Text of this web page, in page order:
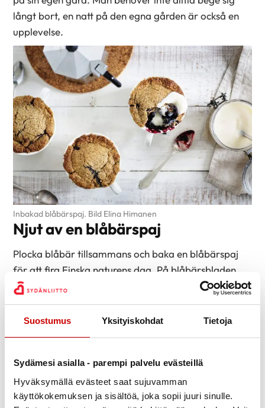
Suostumus Yksityiskohdat Tietoja
Sydämesi asialla - parempi palvelu evästeillä
Hyväksymällä evästeet saat sujuvamman
käyttökokemuksen ja sisältöä, joka sopii juuri sinulle.
långt bort, en natt på den egna gården är också en
upplevelse.
Inbakad blåbärspaj. Bild Elina Himanen
Njut av en blåbärspaj
Plocka blåbär tillsammans och baka en blåbärspaj
för att fira Finska naturens dag. På blåbärsbladen
kan man koka te, kanske tillsammans med hallon-
och svartvinbärsblad, som också passar bra.
I stället för en traditionell blåbärspaj kan du pröva
Hjärtmärkets inbakade blåbärspaj, på finska
”rättänä”. Den är lätt att göra och också lätt att
Inbakad blåbärspaj